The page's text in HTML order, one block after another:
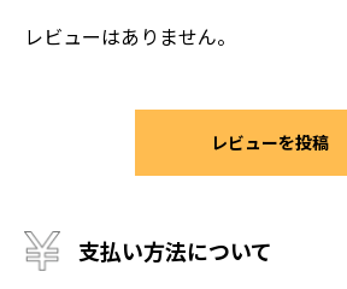
レビューはありません。
レビューを投稿
支払い方法について